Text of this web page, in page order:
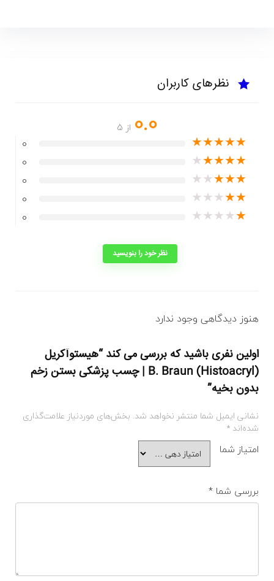
نظرهای کاربران
0.0 از 5
★
★
★
★
★
0
★
★
★
★
★
0
★
★
★
★
★
0
★
★
★
★
★
0
★
★
★
★
★
0
نظر خود را بنویسید
هنوز دیدگاهی وجود ندارد
اولین نفری باشید که بررسی می کند “هیستوآکریل
(Histoacryl) B. Braun | چسب پزشکی بستن زخم
بدون بخیه”
نشانی ایمیل شما منتشر نخواهد شد. بخش‌های موردنیاز علامت‌گذاری
شده‌اند *
امتیاز شما
بررسی شما *